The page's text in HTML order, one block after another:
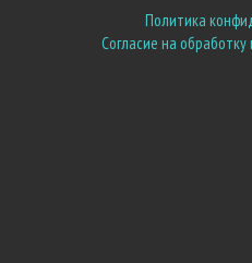
Политика
Согласие на